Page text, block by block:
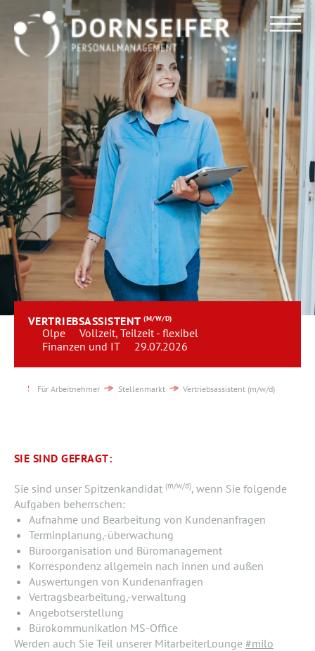
VERTRIEBSASSISTENT(M/W/D)
Olpe
Vollzeit, Teilzeit - flexibel
Finanzen und IT
29.07.2026
Für Arbeitnehmer Stellenmarkt Vertriebsassistent (m/w/d)
SIE SIND GEFRAGT:
Sie sind unser Spitzenkandidat (m/w/d), wenn Sie folgende
Aufgaben beherrschen:
Aufnahme und Bearbeitung von Kundenanfragen
Terminplanung,-überwachung
Büroorganisation und Büromanagement
Korrespondenz allgemein nach innen und außen
Auswertungen von Kundenanfragen
Vertragsbearbeitung,-verwaltung
Angebotserstellung
Bürokommunikation MS-Office
Werden auch Sie Teil unserer MitarbeiterLounge #milo
Für Arbeitnehmer
Für Unternehmen
Dornseifer DNA
Referenzen
Stellenmarkt
Team
Kontakt